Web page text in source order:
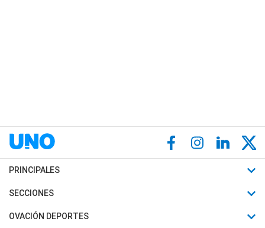
PRINCIPALES
Últimas Noticias
Política
SECCIONES
Horóscopo
OVACIÓN DEPORTES